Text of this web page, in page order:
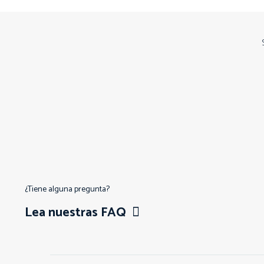
¿Tiene alguna pregunta?
Lea nuestras FAQ